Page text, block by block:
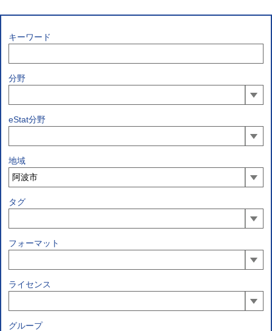
キーワード
分野
eStat分野
地域
タグ
フォーマット
ライセンス
グループ